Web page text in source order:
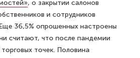
, о закрытии салонов
и сотрудников
36,5% опрошенных настроены
считают, что после пандемии
точек. Половина